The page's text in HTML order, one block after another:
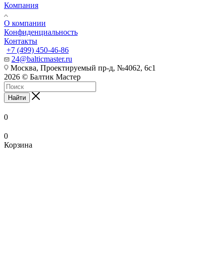
Компания
О компании
Конфиденциальность
Контакты
+7 (499) 450-46-86
24@balticmaster.ru
Москва, Проектируемый пр-д, №4062, 6с1
2026 © Балтик Мастер
Найти
0
0
Корзина